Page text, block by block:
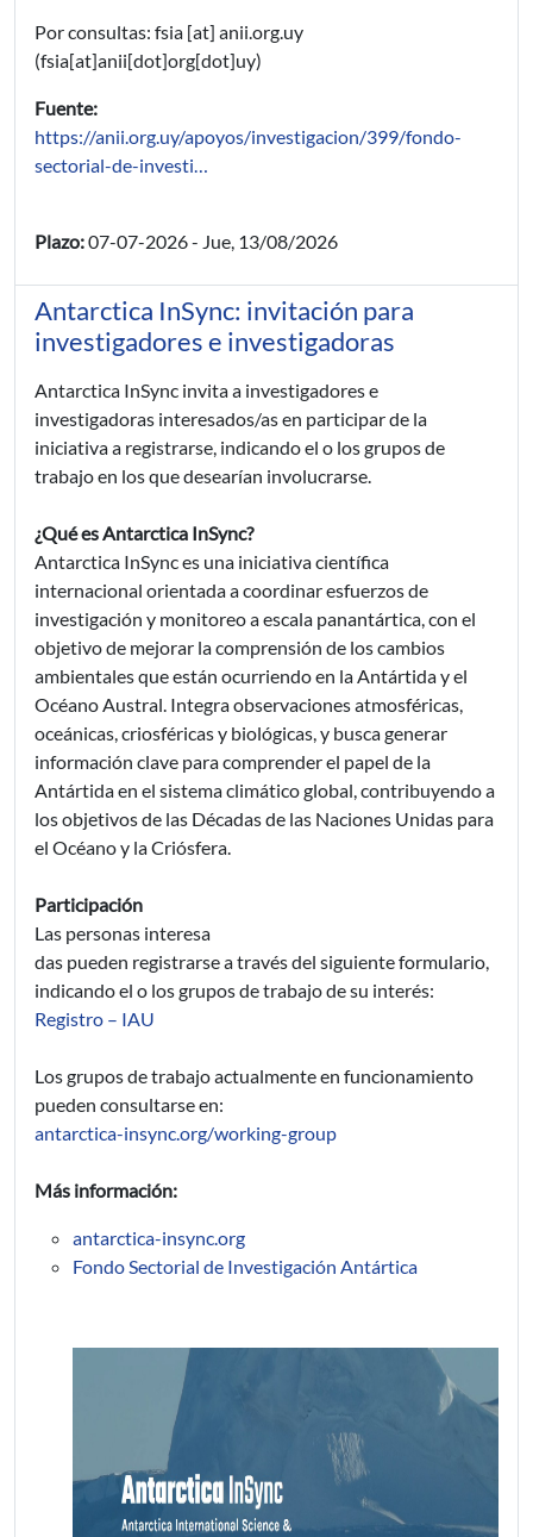
Por consultas: fsia [at] anii.org.uy
(fsia[at]anii[dot]org[dot]uy)
Fuente:
https://anii.org.uy/apoyos/investigacion/399/fondo-
sectorial-de-investi…
Plazo:07-07-2026- Jue, 13/08/2026
Antarctica InSync: invitación para
investigadores e investigadoras
Antarctica InSync invita a investigadores e
investigadoras interesados/as en participar de la
iniciativa a registrarse, indicando el o los grupos de
trabajo en los que desearían involucrarse.
¿Qué es Antarctica InSync?
Antarctica InSync es una iniciativa científica
internacional orientada a coordinar esfuerzos de
investigación y monitoreo a escala panantártica, con el
objetivo de mejorar la comprensión de los cambios
ambientales que están ocurriendo en la Antártida y el
Océano Austral. Integra observaciones atmosféricas,
oceánicas, criosféricas y biológicas, y busca generar
información clave para comprender el papel de la
Antártida en el sistema climático global, contribuyendo a
los objetivos de las Décadas de las Naciones Unidas para
el Océano y la Criósfera.
Participación
Las personas interesa
das pueden registrarse a través del siguiente formulario,
indicando el o los grupos de trabajo de su interés:
Registro – IAU
Los grupos de trabajo actualmente en funcionamiento
pueden consultarse en:
antarctica-insync.org/working-group
Más información:
antarctica-insync.org
Fondo Sectorial de Investigación Antártica